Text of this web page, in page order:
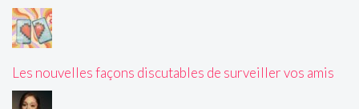
Les nouvelles façons discutables de surveiller vos amis